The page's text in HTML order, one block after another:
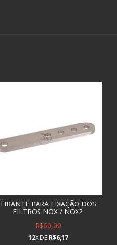
TIRANTE PARA FIXAÇÃO DOS
FILTROS NOX / NOX2
R$60,00
12X DE R$6,17